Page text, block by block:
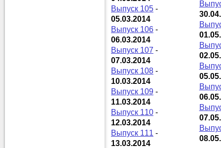
Выпуск 105 -
05.03.2014
Выпуск 106 -
06.03.2014
Выпуск 107 -
07.03.2014
Выпуск 108 -
10.03.2014
Выпуск 109 -
11.03.2014
Выпуск 110 -
12.03.2014
Выпуск 111 -
13.03.2014